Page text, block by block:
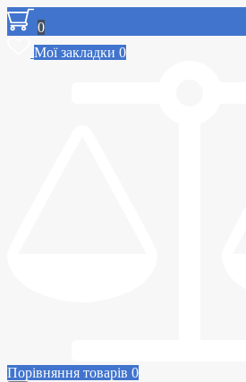
0
Мої закладки 0
Порівняння товарів 0